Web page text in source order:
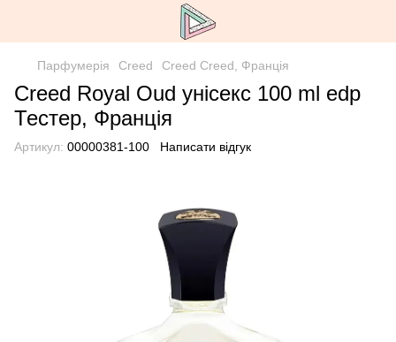
Парфумерія Creed Creed Creed, Франція
Creed Royal Oud унісекс 100 ml edp
Тестер, Франція
Артикул: 00000381-100 Написати відгук